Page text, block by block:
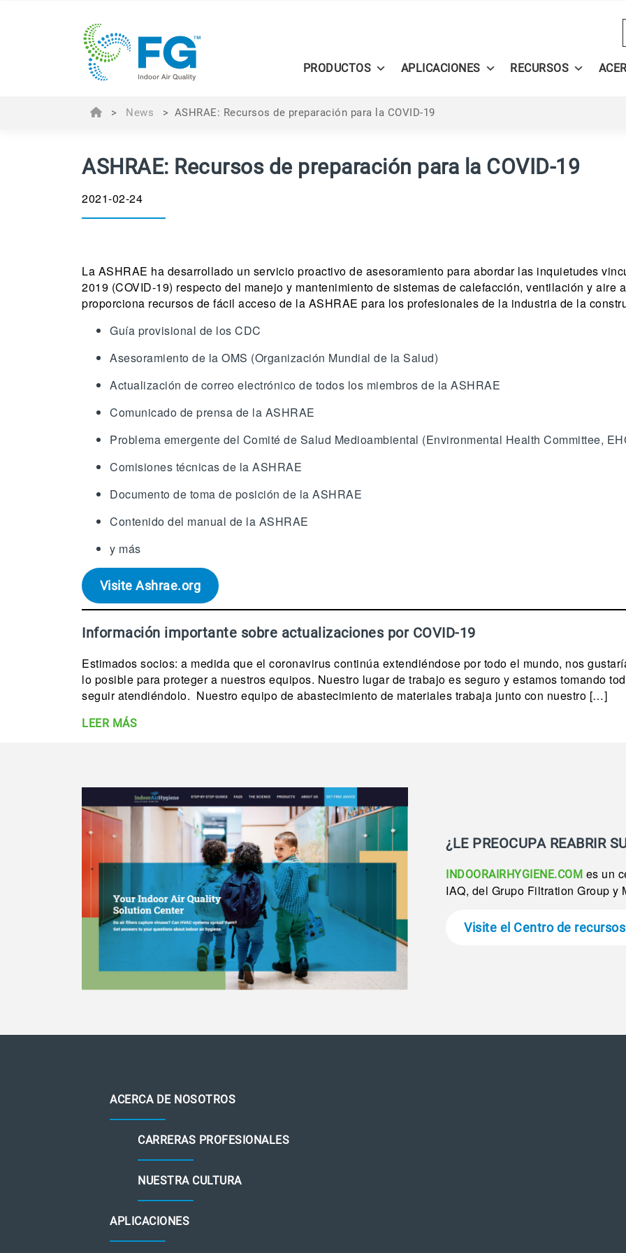
PRODUCTOS APLICACIONES RECURSOS
> News > ASHRAE: Recursos de preparación para la COVID-19
ASHRAE: Recursos de preparación para la COVID-19
2021-02-24
La ASHRAE ha desarrollado un servicio proactivo de asesoramiento para abordar las inquietudes
2019 (COVID-19) respecto del manejo y mantenimiento de sistemas de calefacción, ventilación y aire
proporciona recursos de fácil acceso de la ASHRAE para los profesionales de la industria de la
Guía provisional de los CDC
Asesoramiento de la OMS (Organización Mundial de la Salud)
Actualización de correo electrónico de todos los miembros de la ASHRAE
Comunicado de prensa de la ASHRAE
Problema emergente del Comité de Salud Medioambiental (Environmental Health Committee,
Comisiones técnicas de la ASHRAE
Documento de toma de posición de la ASHRAE
Contenido del manual de la ASHRAE
y más
Visite Ashrae.org
Información importante sobre actualizaciones por COVID-19
Estimados socios: a medida que el coronavirus continúa extendiéndose por todo el mundo, nos
lo posible para proteger a nuestros equipos. Nuestro lugar de trabajo es seguro y estamos tomando
seguir atendiéndolo. Nuestro equipo de abastecimiento de materiales trabaja junto con nuestro […]
LEER MÁS
¿LE PREOCUPA REABRIR
INDOORAIRHYGIENE.COM es un
IAQ, del Grupo Filtration Group y
Visite el Centro de recursos
ACERCA DE NOSOTROS
CARRERAS PROFESIONALES
NUESTRA CULTURA
APLICACIONES